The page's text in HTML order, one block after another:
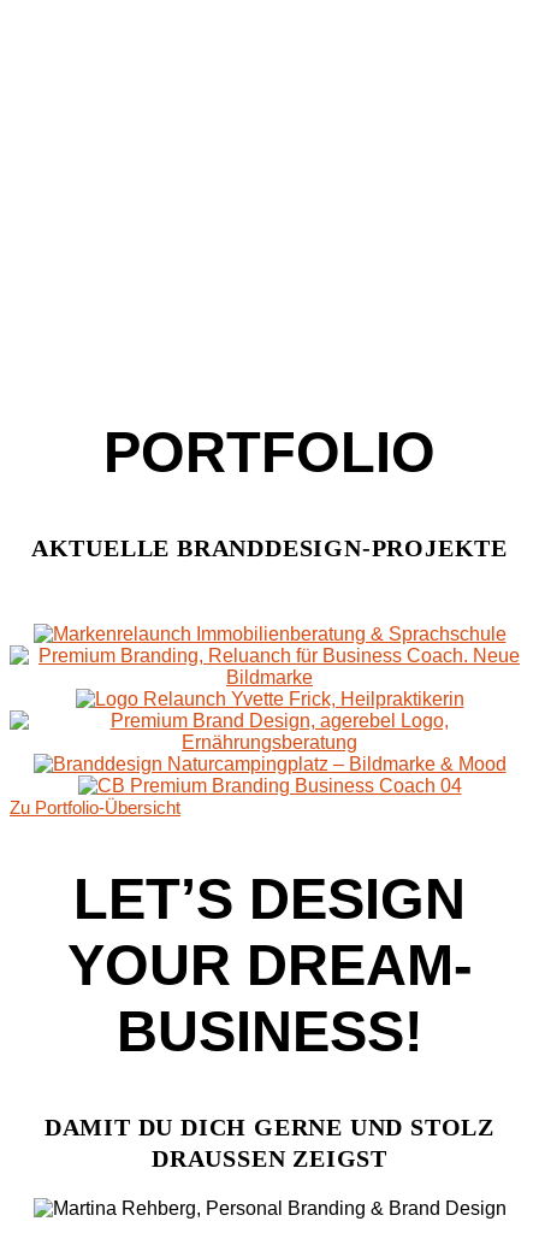
PORTFOLIO
AKTUELLE BRANDDESIGN-PROJEKTE
Zu Portfolio-Übersicht
LET’S DESIGN
YOUR DREAM­
BUSINESS!
DAMIT DU DICH GERNE UND STOLZ
DRAUSSEN ZEIGST